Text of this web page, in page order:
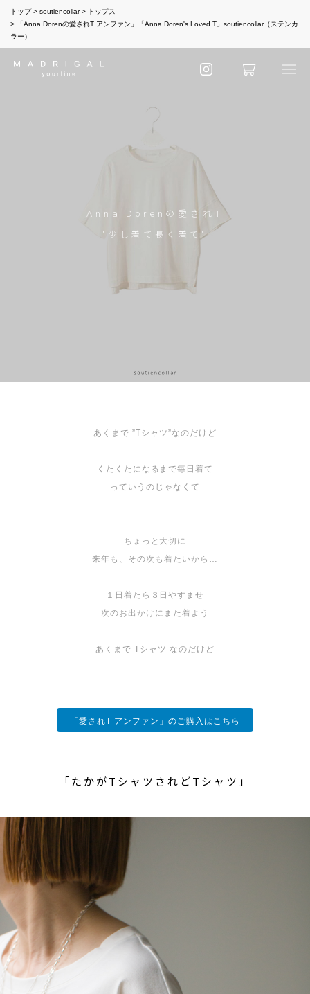
トップ soutiencollar
トップス
「Anna Dorenの愛されT アンファン」「Anna Doren's Loved T」soutiencollar（ステンカ
ラー）
Anna Dorenの愛されT
"少し着て長く着て"
あくまで ”Tシャツ”なのだけど
くたくたになるまで毎日着て
っていうのじゃなくて
ちょっと大切に
来年も、その次も着たいから…
１日着たら３日やすませ
次のお出かけにまた着よう
あくまで Tシャツ なのだけど
「愛されT アンファン」のご購入はこちら
「たかがTシャツされどTシャツ」